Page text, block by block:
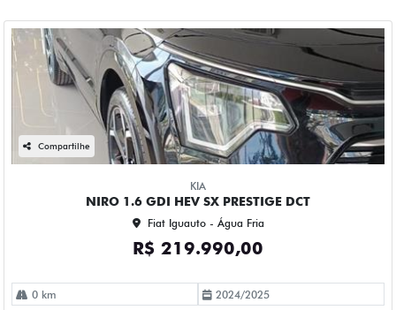
Compartilhe
KIA
NIRO 1.6 GDI HEV SX PRESTIGE DCT
Fiat Iguauto - Água Fria
R$ 219.990,00
0 km 2024/2025